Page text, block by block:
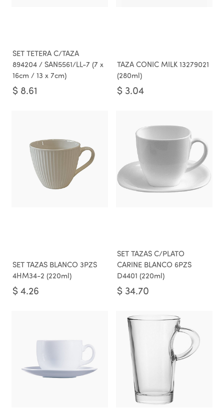
SET TETERA C/TAZA
894204 / SAN5561/LL-7 (7 x
16cm / 13 x 7cm)
$ 8.61
TAZA CONIC MILK 13279021
(280ml)
$ 3.04
SET TAZAS BLANCO 3PZS
4HM34-2 (220ml)
$ 4.26
SET TAZAS C/PLATO
CARINE BLANCO 6PZS
D4401 (220ml)
$ 34.70